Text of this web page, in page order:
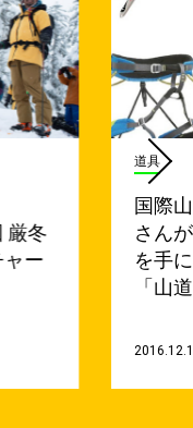
厳冬
ャー
道具
国際
さん
を手
「山